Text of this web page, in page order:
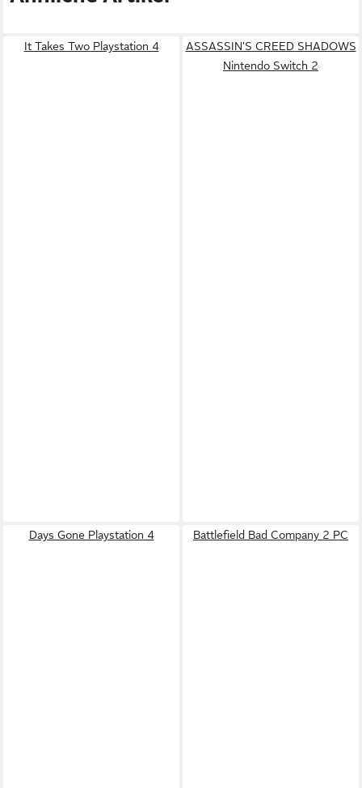
It Takes Two Playstation 4
ASSASSIN'S CREED SHADOWS
Nintendo Switch 2
Days Gone Playstation 4 Battlefield Bad Company 2 PC